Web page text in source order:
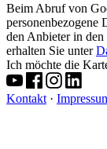
Beim Abruf von
personenbezogene
den Anbieter in
erhalten Sie unter
Ich möchte die
Kontakt ·